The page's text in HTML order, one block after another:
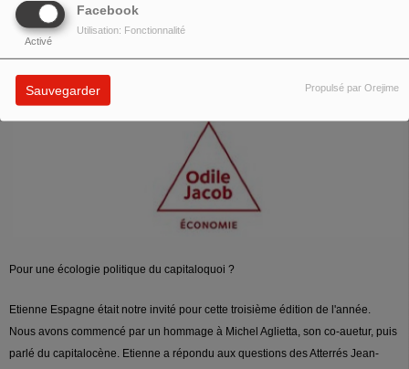
Facebook
Activé
Utilisation: Fonctionnalité
Sauvegarder Propulsé par Orejime
Pour une écologie politique du capitaloquoi ?
Etienne Espagne était notre invité pour cette troisième édition de l'année.
Nous avons commencé par un hommage à Michel Aglietta, son co-auetur, puis
parlé du capitalocène. Etienne a répondu aux questions des Atterrés Jean-